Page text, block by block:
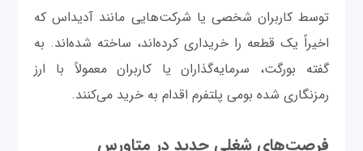
توسط کاربران شخصی یا شرکت‌هایی مانند آدیداس که
اخیراً یک قطعه را خریداری کرده‌اند، ساخته شده‌اند. به
گفته بورگت، سرمایه‌گذاران یا کاربران معمولاً با ارز
رمزنگاری شده بومی پلتفرم اقدام به خرید می‌کنند.
فرصت‌های شغلی جدید در متاورس